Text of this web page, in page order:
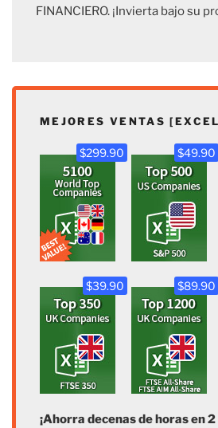
FINANCIERO. ¡Invierta bajo su
MEJORES VENTAS
$299.90 $49.90
$39.90 $89.90
¡Ahorra decenas de horas en